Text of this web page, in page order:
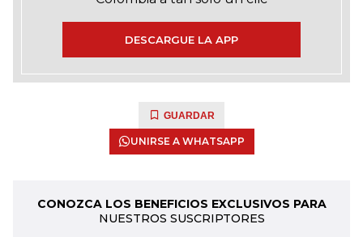
DESCARGUE LA APP
GUARDAR
UNIRSE A WHATSAPP
CONOZCA LOS BENEFICIOS EXCLUSIVOS PARA
NUESTROS SUSCRIPTORES